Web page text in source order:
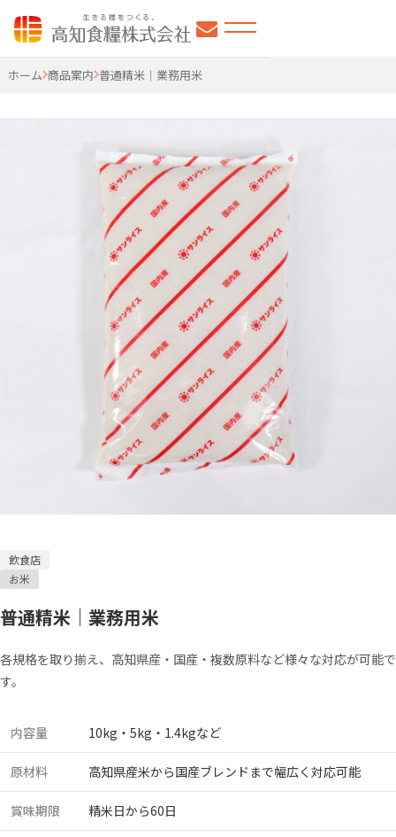
高知食糧株式会社
ホーム 商品案内 普通精米｜業務用米
飲食店
お米
普通精米｜業務用米
各規格を取り揃え、高知県産・国産・複数原料など様々な対応が可能で
す。
内容量 10kg・5kg・1.4kgなど
原材料 高知県産米から国産ブレンドまで幅広く対応可能
賞味期限 精米日から60日